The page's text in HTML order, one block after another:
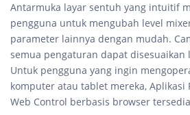
Antarmuka layar sentuh yang intuitif
pengguna untuk mengubah level
parameter lainnya dengan mudah.
semua pengaturan dapat disesuaikan
Untuk pengguna yang ingin
komputer atau tablet mereka, Aplikasi
Web Control berbasis browser